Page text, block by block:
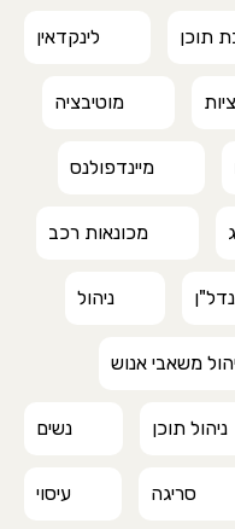
תוכן לינקדאין
מוטיבציה
מיינדפולנס
מכונאות רכב
ניהול
משאבי אנוש
ניהול תוכן נשים
סריגה עיסוי